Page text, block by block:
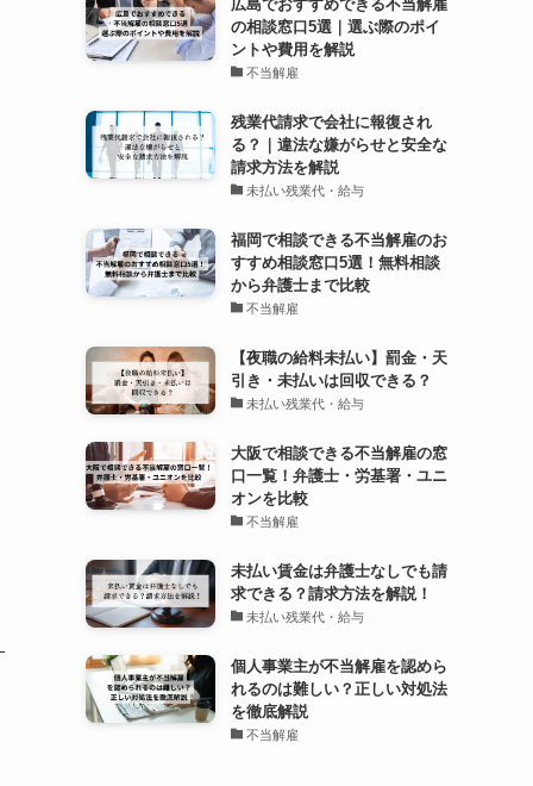
広島でおすすめできる不当解雇
の相談窓口5選｜選ぶ際のポイ
ントや費用を解説
不当解雇
残業代請求で会社に報復され
る？｜違法な嫌がらせと安全な
請求方法を解説
未払い残業代・給与
福岡で相談できる不当解雇のお
すすめ相談窓口5選！無料相談
から弁護士まで比較
不当解雇
【夜職の給料未払い】罰金・天
引き・未払いは回収できる？
未払い残業代・給与
大阪で相談できる不当解雇の窓
口一覧！弁護士・労基署・ユニ
オンを比較
不当解雇
未払い賃金は弁護士なしでも請
求できる？請求方法を解説！
未払い残業代・給与
個人事業主が不当解雇を認めら
れるのは難しい？正しい対処法
を徹底解説
不当解雇